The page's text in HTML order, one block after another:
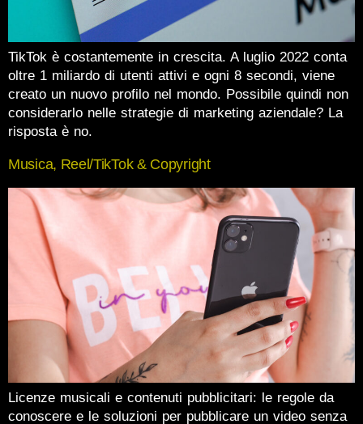
TikTok è costantemente in crescita. A luglio 2022 conta
oltre 1 miliardo di utenti attivi e ogni 8 secondi, viene
creato un nuovo profilo nel mondo. Possibile quindi non
considerarlo nelle strategie di marketing aziendale? La
risposta è no.
Musica, Reel/TikTok & Copyright
Licenze musicali e contenuti pubblicitari: le regole da
conoscere e le soluzioni per pubblicare un video senza